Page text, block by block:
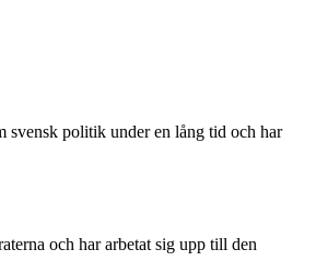
svensk politik under en lång tid och har
och har arbetat sig upp till den